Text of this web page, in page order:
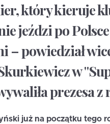
który kieruje
jeździ po
– powiedział
w
prezesa z
już na początku tego